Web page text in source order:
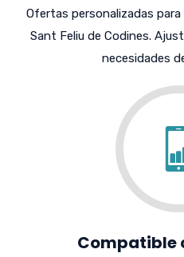
Ofertas personalizadas
Sant Feliu de Codines.
necesidades
Compatible